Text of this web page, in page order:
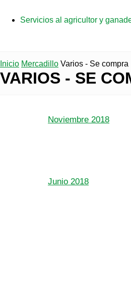
Servicios al agricultor y
Inicio Mercadillo Varios - Se compra
VARIOS - SE
Noviembre 2018
Junio 2018